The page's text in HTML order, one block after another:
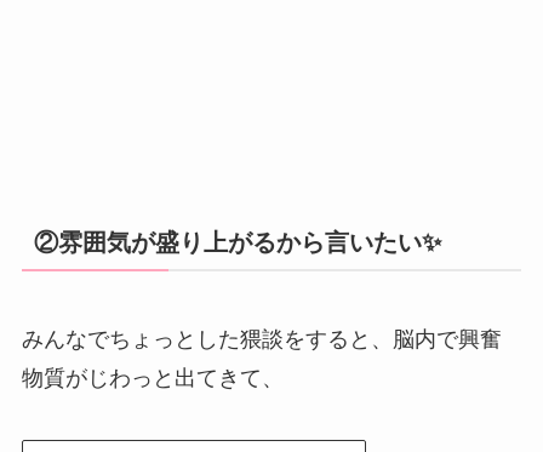
②雰囲気が盛り上がるから言いたい✨
みんなでちょっとした猥談をすると、脳内で興奮
物質がじわっと出てきて、